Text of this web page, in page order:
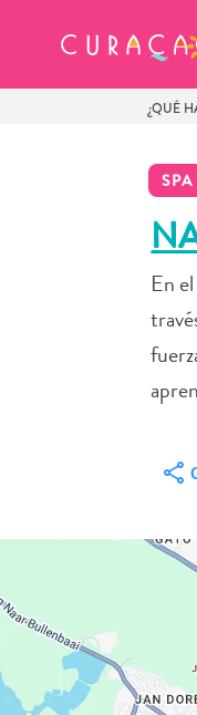
¿QUÉ
En
MIS
Parece que